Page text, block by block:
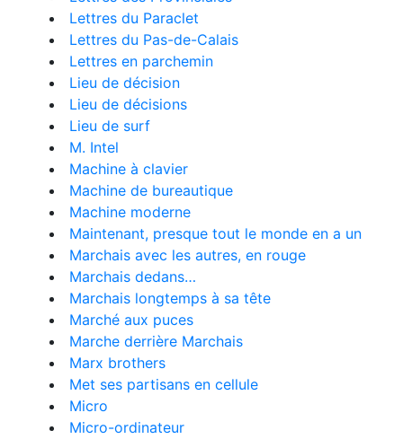
Lettres du Paraclet
Lettres du Pas-de-Calais
Lettres en parchemin
Lieu de décision
Lieu de décisions
Lieu de surf
M. Intel
Machine à clavier
Machine de bureautique
Machine moderne
Maintenant, presque tout le monde en a un
Marchais avec les autres, en rouge
Marchais dedans…
Marchais longtemps à sa tête
Marché aux puces
Marche derrière Marchais
Marx brothers
Met ses partisans en cellule
Micro
Micro-ordinateur